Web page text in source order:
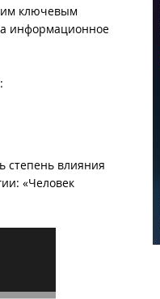
ключевым
информационное
степень влияния
«Человек